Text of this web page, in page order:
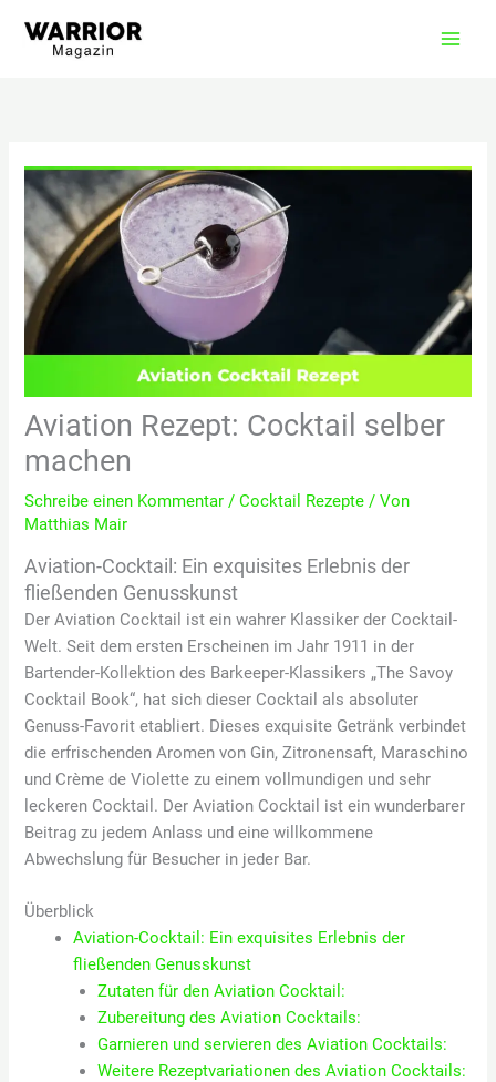
Inhalt
Aviation Rezept: Cocktail selber
machen
Schreibe einen Kommentar /Cocktail Rezepte / Von
Matthias Mair
Aviation-Cocktail: Ein exquisites Erlebnis der
fließenden Genusskunst
Der Aviation Cocktail ist ein wahrer Klassiker der Cocktail-
Welt. Seit dem ersten Erscheinen im Jahr 1911 in der
Bartender-Kollektion des Barkeeper-Klassikers „The Savoy
Cocktail Book“, hat sich dieser Cocktail als absoluter
Genuss-Favorit etabliert. Dieses exquisite Getränk verbindet
die erfrischenden Aromen von Gin, Zitronensaft, Maraschino
und Crème de Violette zu einem vollmundigen und sehr
leckeren Cocktail. Der Aviation Cocktail ist ein wunderbarer
Beitrag zu jedem Anlass und eine willkommene
Abwechslung für Besucher in jeder Bar.
Überblick
Aviation-Cocktail: Ein exquisites Erlebnis der
fließenden Genusskunst
Zutaten für den Aviation Cocktail:
Zubereitung des Aviation Cocktails:
Garnieren und servieren des Aviation Cocktails:
Weitere Rezeptvariationen des Aviation Cocktails: